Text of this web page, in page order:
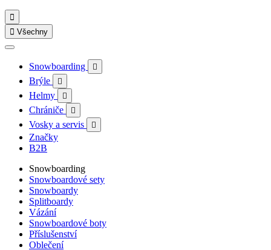

 Všechny
Snowboarding 
Brýle 
Helmy 
Chrániče 
Vosky a servis 
Značky
B2B
Snowboarding
Snowboardové sety
Snowboardy
Splitboardy
Vázání
Snowboardové boty
Příslušenství
Oblečení